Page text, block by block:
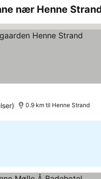
nær Henne
0.9 km til Henne Strand